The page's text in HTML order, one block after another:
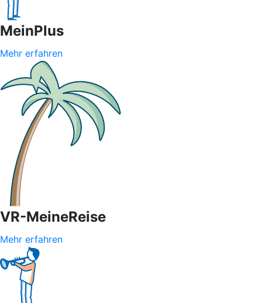
MeinPlus
Mehr erfahren
VR-MeineReise
Mehr erfahren